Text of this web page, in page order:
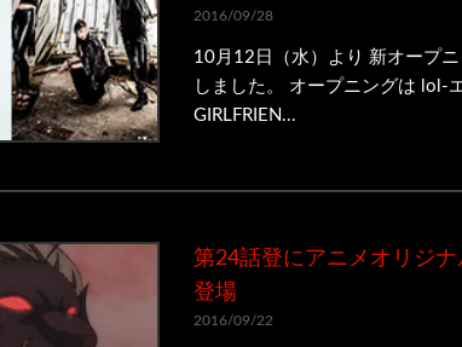
2016/09/28
10月12日（水）より 新オープ
しました。 オープニングは
GIRLFRIEN...
第24話登にアニメオリジ
登場
2016/09/22